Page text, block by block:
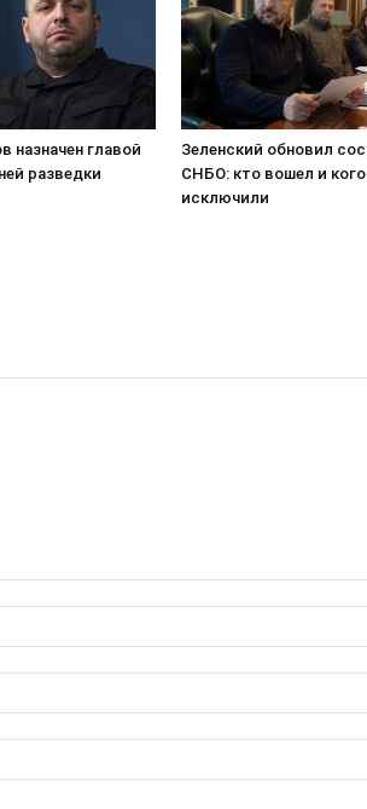
назначен главой
разведки
Зеленский обновил
СНБО: кто вошел и кого
исключили